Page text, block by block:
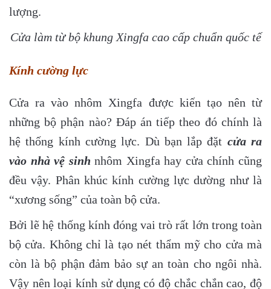
lượng.
Cửa làm từ bộ khung Xingfa cao cấp chuẩn quốc tế
Kính cường lực
Cửa ra vào nhôm Xingfa được kiến tạo nên từ
những bộ phận nào? Đáp án tiếp theo đó chính là
hệ thống kính cường lực. Dù bạn lắp đặt cửa ra
vào nhà vệ sinh nhôm Xingfa hay cửa chính cũng
đều vậy. Phân khúc kính cường lực dường như là
“xương sống” của toàn bộ cửa.
Bởi lẽ hệ thống kính đóng vai trò rất lớn trong toàn
bộ cửa. Không chỉ là tạo nét thẩm mỹ cho cửa mà
còn là bộ phận đảm bảo sự an toàn cho ngôi nhà.
Vậy nên loại kính sử dụng có độ chắc chắn cao, độ